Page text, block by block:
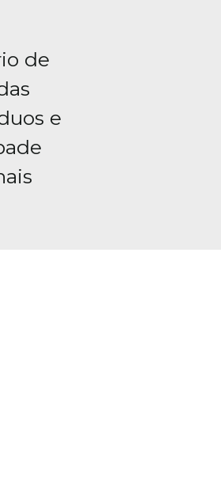
de
e